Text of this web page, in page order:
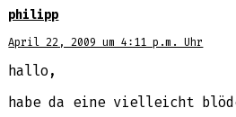
philipp
April 22, 2009 um 4:11 p.m. Uhr
hallo,
habe da eine vielleicht